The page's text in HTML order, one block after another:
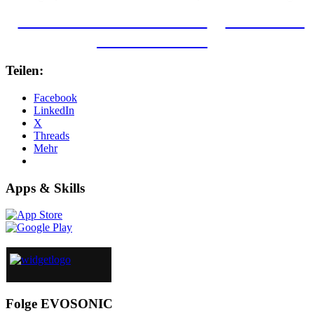
Teilen:
Facebook
LinkedIn
X
Threads
Mehr
Apps & Skills
Folge EVOSONIC